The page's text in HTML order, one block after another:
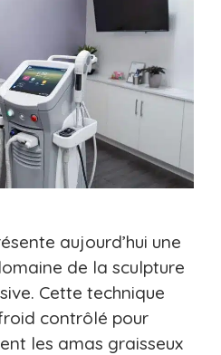
aujourd’hui une
de la sculpture
Cette technique
contrôlé pour
les amas graisseux